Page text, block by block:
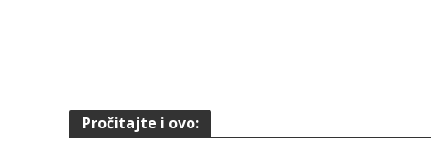
Pročitajte i ovo: